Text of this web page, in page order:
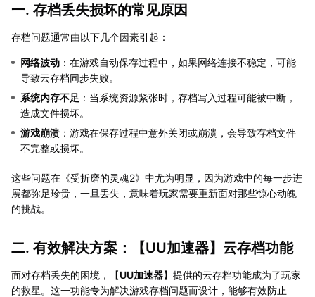
一. 存档丢失损坏的常见原因
存档问题通常由以下几个因素引起：
网络波动 ：在游戏自动保存过程中，如果网络连接不稳定，可能
导致云存档同步失败。
系统内存不足 ：当系统资源紧张时，存档写入过程可能被中断，
造成文件损坏。
游戏崩溃 ：游戏在保存过程中意外关闭或崩溃，会导致存档文件
不完整或损坏。
这些问题在《受折磨的灵魂2》中尤为明显，因为游戏中的每一步进
展都弥足珍贵，一旦丢失，意味着玩家需要重新面对那些惊心动魄
的挑战。
二. 有效解决方案：【UU加速器】云存档功能
面对存档丢失的困境，【UU加速器】提供的云存档功能成为了玩家
的救星。这一功能专为解决游戏存档问题而设计，能够有效防止